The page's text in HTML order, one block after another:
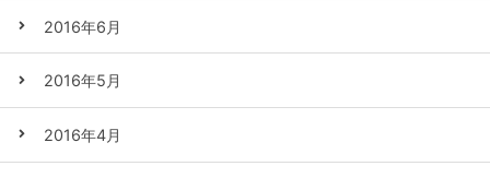
2016年6月
2016年5月
2016年4月